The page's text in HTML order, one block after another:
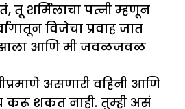
तू शर्मिलाचा पत्नी म्हणून
विजेचा प्रवाह जात
आणि मी जवळजवळ
असणारी वहिनी आणि
करू शकत नाही. तुम्ही असं